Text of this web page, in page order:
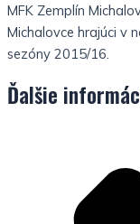
MFK Zemplín
Michalovce hrajúci v
sezóny 2015/16.
Ďalšie